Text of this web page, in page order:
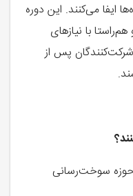
ایفا می‌کنند. این دوره
با نیازهای
پس از
حوزه سوخت‌رسانی